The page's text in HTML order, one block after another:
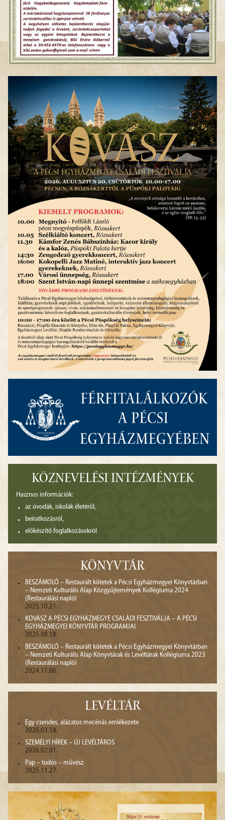
KÖZNEVELÉSI INTÉZMÉNYEK
Hasznos információk:
az óvodák, iskolák életéről,
beiratkozásról,
előkészítő foglalkozásokról
KÖNYVTÁR
BESZÁMOLÓ – Restaurált kötetek a Pécsi Egyházmegyei Könyvtárban
– Nemzeti Kulturális Alap Közgyűjtemények Kollégiuma 2024
(Restaurálási napló)
2025.10.21.
KOVÁSZ A PÉCSI EGYHÁZMEGYE CSALÁDI FESZTIVÁLJA – A PÉCSI
EGYHÁZMEGYEI KÖNYVTÁR PROGRAMJAI
2025.08.18.
BESZÁMOLÓ – Restaurált kötetek a Pécsi Egyházmegyei Könyvtárban
– Nemzeti Kulturális Alap Könyvtárak és Levéltárak Kollégiuma 2023
(Restaurálási napló)
2024.11.06.
LEVÉLTÁR
Egy csendes, alázatos mecénás emlékezete
2026.03.18.
SZEMÉLYI HÍREK – ÚJ LEVÉLTÁROS
2026.02.01.
Pap – tudós – művész
2025.11.27.